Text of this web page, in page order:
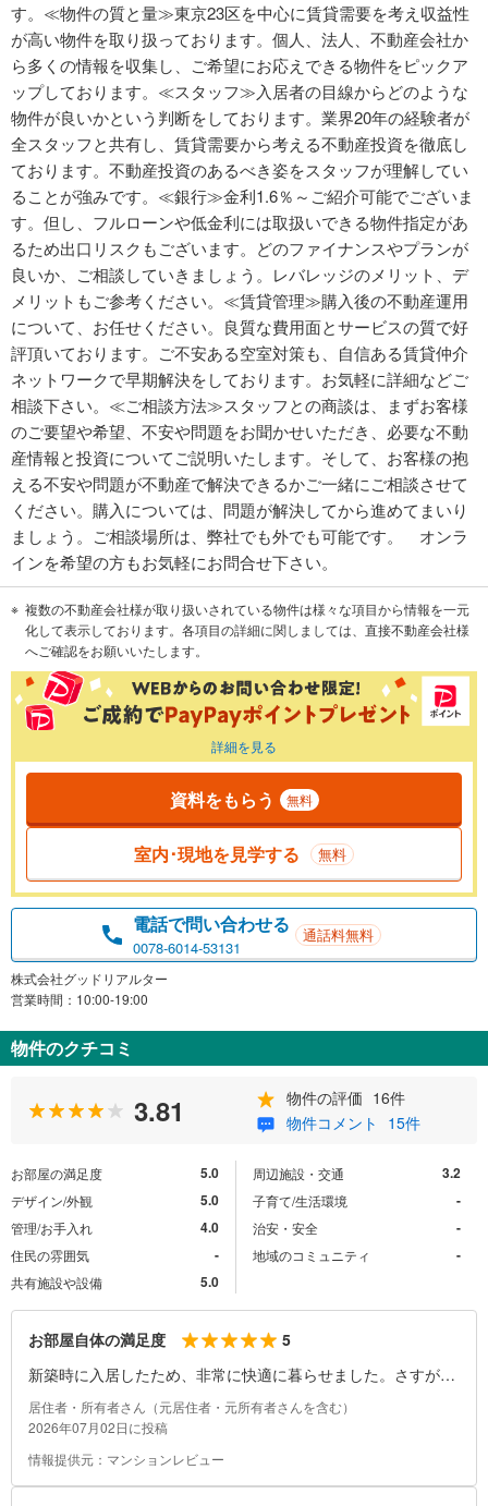
す。≪物件の質と量≫東京23区を中心に賃貸需要を考え収益性
が高い物件を取り扱っております。個人、法人、不動産会社か
ら多くの情報を収集し、ご希望にお応えできる物件をピックア
ップしております。≪スタッフ≫入居者の目線からどのような
物件が良いかという判断をしております。業界20年の経験者が
全スタッフと共有し、賃貸需要から考える不動産投資を徹底し
ております。不動産投資のあるべき姿をスタッフが理解してい
ることが強みです。≪銀行≫金利1.6％～ご紹介可能でございま
す。但し、フルローンや低金利には取扱いできる物件指定があ
るため出口リスクもございます。どのファイナンスやプランが
良いか、ご相談していきましょう。レバレッジのメリット、デ
メリットもご参考ください。≪賃貸管理≫購入後の不動産運用
について、お任せください。良質な費用面とサービスの質で好
評頂いております。ご不安ある空室対策も、自信ある賃貸仲介
ネットワークで早期解決をしております。お気軽に詳細などご
相談下さい。≪ご相談方法≫スタッフとの商談は、まずお客様
のご要望や希望、不安や問題をお聞かせいただき、必要な不動
産情報と投資についてご説明いたします。そして、お客様の抱
える不安や問題が不動産で解決できるかご一緒にご相談させて
ください。購入については、問題が解決してから進めてまいり
ましょう。ご相談場所は、弊社でも外でも可能です。 オンラ
インを希望の方もお気軽にお問合せ下さい。
複数の不動産会社様が取り扱いされている物件は様々な項目から情報を一元
化して表示しております。各項目の詳細に関しましては、直接不動産会社様
へご確認をお願いいたします。
詳細を見る
資料をもらう 無料
室内･現地を見学する 無料
電話で問い合わせる
0078-6014-53131
通話料無料
株式会社グッドリアルター
営業時間：10:00-19:00
物件のクチコミ
3.81 物件の評価 16件
物件コメント
15件
お部屋の満足度 5.0
デザイン/外観 5.0
管理/お手入れ 4.0
住民の雰囲気 -
共有施設や設備 5.0
周辺施設・交通 3.2
子育て/生活環境 -
治安・安全 -
地域のコミュニティ -
お部屋自体の満足度
5
新築時に入居したため、非常に快適に暮らせました。さすが三
井の仕様で、天井も高く日差しがよく入る南向きの部屋で、暮
らしやすかったです。
居住者・所有者さん（元居住者・元所有者さんを含む）
2026年07月02日に投稿
情報提供元：マンションレビュー